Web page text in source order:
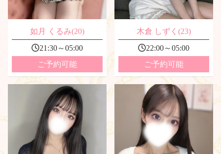
如月 くるみ(20)
21:30～05:00
ご予約可能
木倉 しずく(23)
22:00～05:00
ご予約可能